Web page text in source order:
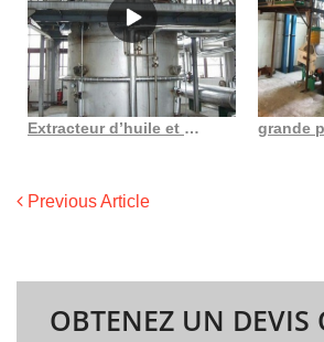
Extracteur d’huile et huile en acier portable sous pression de 18 gallons
Previous Article
OBTENEZ UN DEVIS